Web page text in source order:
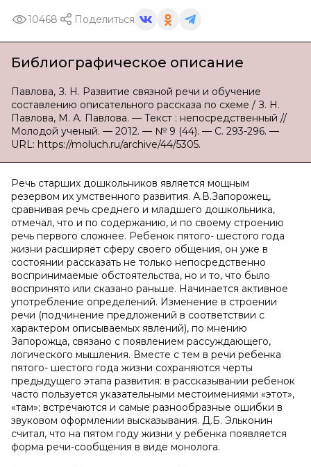
10468 Поделиться
Библиографическое описание
Павлова, З. Н. Развитие связной речи и обучение
составлению описательного рассказа по схеме / З. Н.
Павлова, М. А. Павлова. — Текст : непосредственный //
Молодой ученый. — 2012. — № 9 (44). — С. 293-296. —
URL: https://moluch.ru/archive/44/5305.
Речь старших дошкольников является мощным
резервом их умственного развития. А.В.Запорожец,
сравнивая речь среднего и младшего дошкольника,
отмечал, что и по содержанию, и по своему строению
речь первого сложнее. Ребенок пятого- шестого года
жизни расширяет сферу своего общения, он уже в
состоянии рассказать не только непосредственно
воспринимаемые обстоятельства, но и то, что было
воспринято или сказано раньше. Начинается активное
употребление определений. Изменение в строении
речи (подчинение предложений в соответствии с
характером описываемых явлений), по мнению
Запорожца, связано с появлением рассуждающего,
логического мышления. Вместе с тем в речи ребенка
пятого- шестого года жизни сохраняются черты
предыдущего этапа развития: в рассказывании ребенок
часто пользуется указательными местоимениями «этот»,
«там»; встречаются и самые разнообразные ошибки в
звуковом оформлении высказывания. Д.Б. Эльконин
считал, что на пятом году жизни у ребенка появляется
форма речи-сообщения в виде монолога.